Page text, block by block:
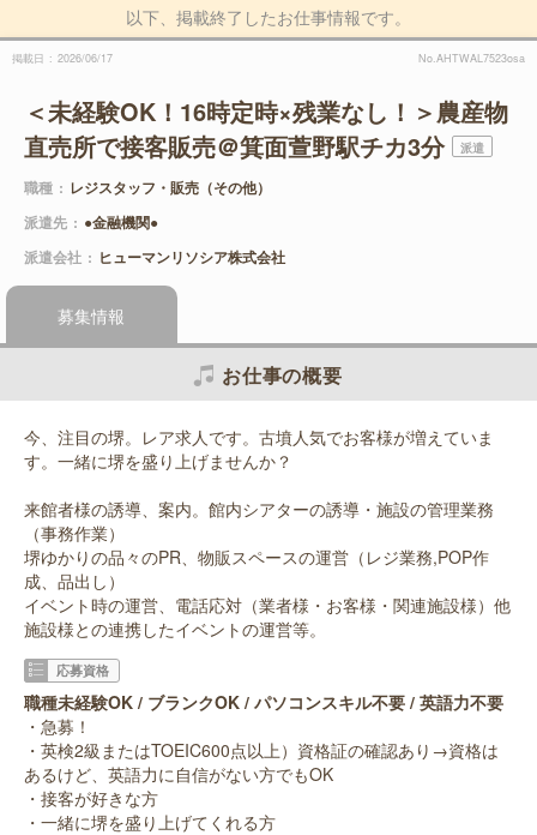
以下、掲載終了したお仕事情報です。
掲載日 2026/06/17 No.AHTWAL7523osa
＜未経験OK！16時定時×残業なし！＞農産物
直売所で接客販売＠箕面萱野駅チカ3分
派遣
職種
レジスタッフ・販売（その他）
派遣先
●金融機関●
派遣会社
ヒューマンリソシア株式会社
募集情報
お仕事の概要
今、注目の堺。レア求人です。古墳人気でお客様が増えていま
す。一緒に堺を盛り上げませんか？
来館者様の誘導、案内。館内シアターの誘導・施設の管理業務
（事務作業）
堺ゆかりの品々のPR、物販スペースの運営（レジ業務,POP作
成、品出し）
イベント時の運営、電話応対（業者様・お客様・関連施設様）他
施設様との連携したイベントの運営等。
応募資格
職種未経験OK / ブランクOK / パソコンスキル不要 / 英語力不要
・急募！
・英検2級またはTOEIC600点以上）資格証の確認あり→資格は
あるけど、英語力に自信がない方でもOK
・接客が好きな方
・一緒に堺を盛り上げてくれる方